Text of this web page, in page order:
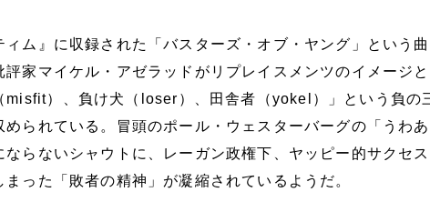
ィム』に収録された「バスターズ・オブ・ヤング」という
評家マイケル・アゼラッドがリプレイスメンツのイメージ
misfit）、負け犬（loser）、田舎者（yokel）」という負の
められている。冒頭のポール・ウェスターバーグの「うわあ
ならないシャウトに、レーガン政権下、ヤッピー的サクセ
まった「敗者の精神」が凝縮されているようだ。